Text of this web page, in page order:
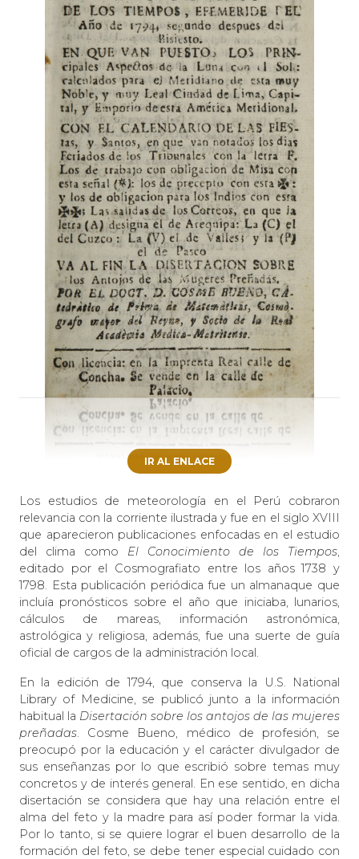
IR AL ENLACE
Los estudios de meteorología en el Perú cobraron
relevancia con la corriente ilustrada y fue en el siglo XVIII
que aparecieron publicaciones enfocadas en el estudio
del clima como El Conocimiento de los Tiempos,
editado por el Cosmografiato entre los años 1738 y
1798. Esta publicación periódica fue un almanaque que
incluía pronósticos sobre el año que iniciaba, lunarios,
cálculos de mareas, información astronómica,
astrológica y religiosa, además, fue una suerte de guía
oficial de cargos de la administración local.
En la edición de 1794, que conserva la U.S. National
Library of Medicine, se publicó junto a la información
habitual la Disertación sobre los antojos de las mujeres
preñadas. Cosme Bueno, médico de profesión, se
preocupó por la educación y el carácter divulgador de
sus enseñanzas por lo que escribió sobre temas muy
concretos y de interés general. En ese sentido, en dicha
disertación se considera que hay una relación entre el
alma del feto y la madre para así poder formar la vida.
Por lo tanto, si se quiere lograr el buen desarrollo de la
formación del feto, se debe tener especial cuidado con